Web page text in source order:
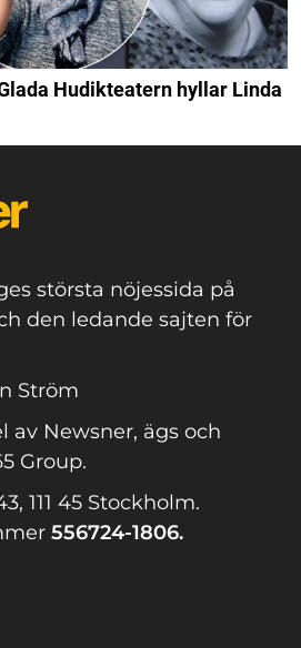
Hudikteatern hyllar Linda
största nöjessida på
den ledande sajten för
Ström
av Newsner, ägs och
Group.
111 45 Stockholm.
556724-1806.